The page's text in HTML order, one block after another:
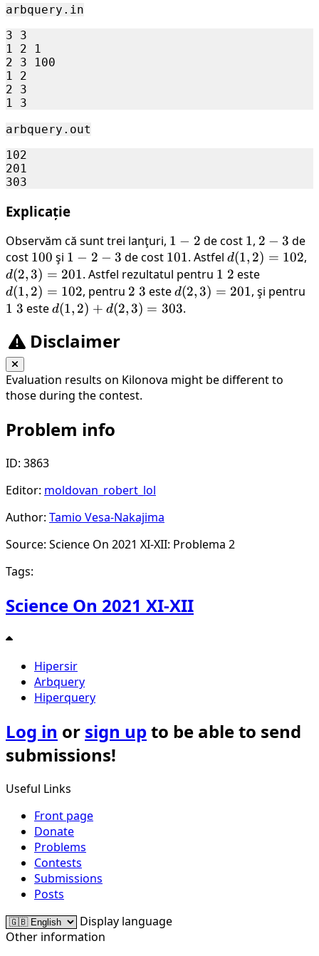
arbquery.in
3 3
1 2 1
2 3 100
1 2
2 3
arbquery.out
102
201
Explicație
Observăm că sunt trei lanţuri, 1
-
2
1 − 2 de cost 1
1, 2
-
3
2 − 3 de
cost 100
100 şi 1
-
2
-
1 − 2 − 3 de cost 101
101. Astfeld(1,
2)
=
d(1, 2) = 102,
d(2,3) = 201. Astfel rezultatul pentru 1
\
1 2 ested(1,
2)
d(1, 2) = 102, pentru 2
\
2 3 ested(2,
3)
d(2,3) = 201, şi pentru
1 3 ested(1,
+
3)
=
303
d(1, 2) + d(2,3) = 303.
Disclaimer
Evaluation results on Kilonova might be different to
those during the contest.
Problem info
ID: 3863
Editor: moldovan_robert_lol
Author: Tamio Vesa-Nakajima
Source: Science On 2021 XI-XII: Problema 2
Tags:
Science On 2021 XI-XII
Hipersir
Arbquery
Hiperquery
Log in or sign upto be able to send
submissions!
Useful Links
Front page
Donate
Problems
Contests
Submissions
Posts
Display language
Other information